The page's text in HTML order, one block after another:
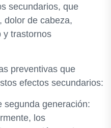
secundarios, que
dolor de cabeza,
y trastornos
preventivas que
efectos secundarios:
segunda generación:
los